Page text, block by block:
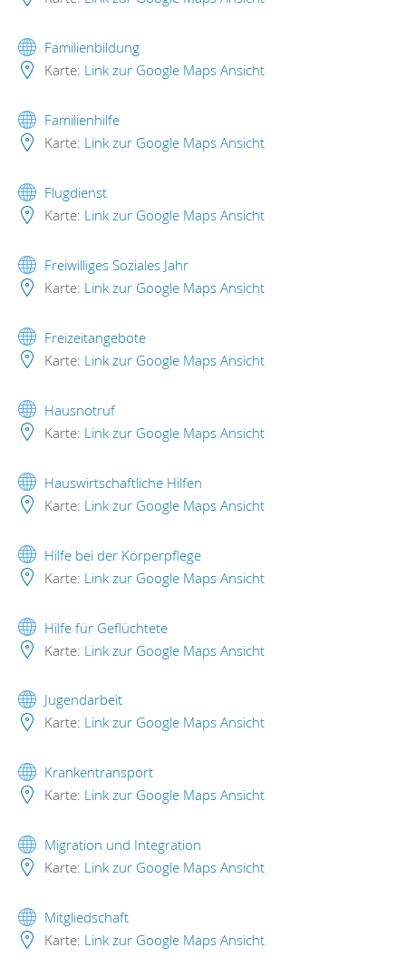
Familienbildung
Karte: Link zur Google Maps Ansicht
Familienhilfe
Karte: Link zur Google Maps Ansicht
Flugdienst
Karte: Link zur Google Maps Ansicht
Freiwilliges Soziales Jahr
Karte: Link zur Google Maps Ansicht
Freizeitangebote
Karte: Link zur Google Maps Ansicht
Hausnotruf
Karte: Link zur Google Maps Ansicht
Hauswirtschaftliche Hilfen
Karte: Link zur Google Maps Ansicht
Hilfe bei der Körperpflege
Karte: Link zur Google Maps Ansicht
Hilfe für Geflüchtete
Karte: Link zur Google Maps Ansicht
Jugendarbeit
Karte: Link zur Google Maps Ansicht
Krankentransport
Karte: Link zur Google Maps Ansicht
Migration und Integration
Karte: Link zur Google Maps Ansicht
Mitgliedschaft
Karte: Link zur Google Maps Ansicht